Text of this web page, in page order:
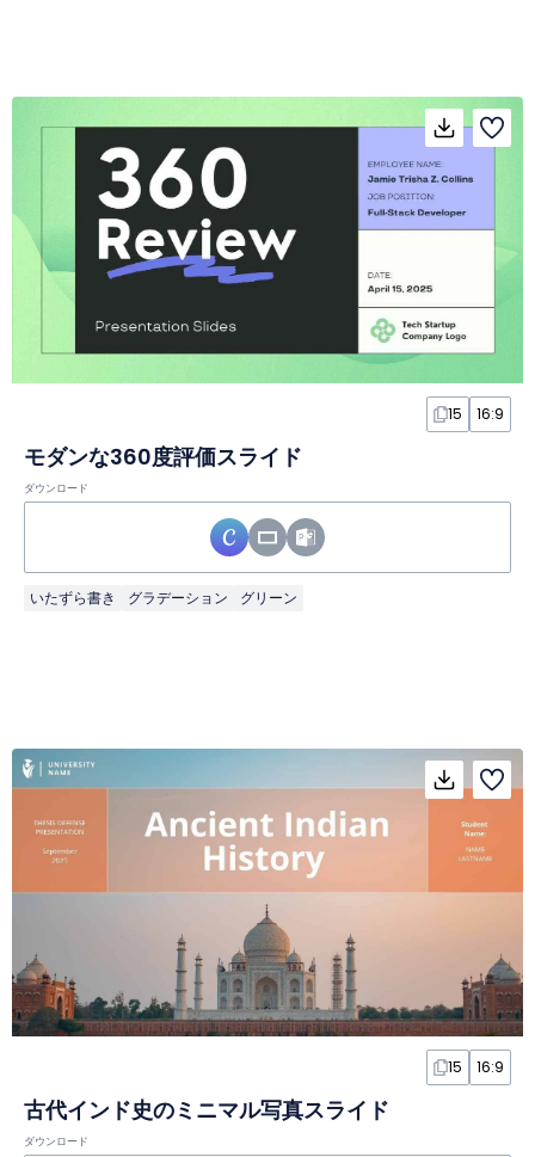
15 16:9
モダンな360度評価スライド
ダウンロード
いたずら書き グラデーション グリーン
15 16:9
古代インド史のミニマル写真スライド
ダウンロード